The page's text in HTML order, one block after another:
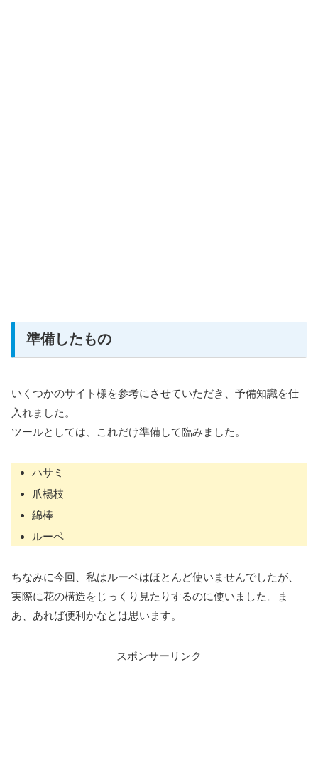
準備したもの
いくつかのサイト様を参考にさせていただき、予備知識を仕
入れました。
ツールとしては、これだけ準備して臨みました。
ハサミ
爪楊枝
綿棒
ルーペ
ちなみに今回、私はルーペはほとんど使いませんでしたが、
実際に花の構造をじっくり見たりするのに使いました。ま
あ、あれば便利かなとは思います。
スポンサーリンク